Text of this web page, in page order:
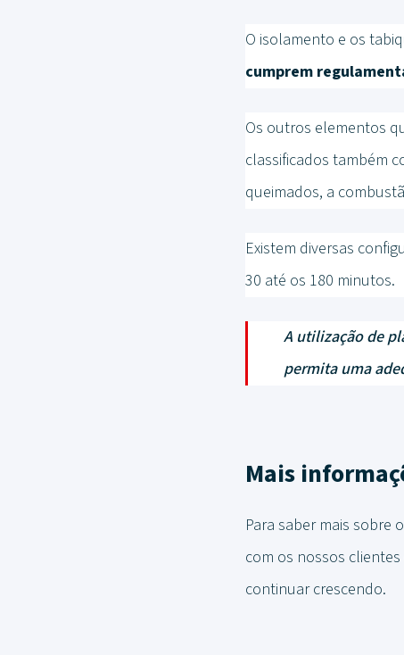
O isolamento e os
cumprem
Os outros elementos
classificados também
queimados, a
Existem diversas
30 até os 180 minutos.
A utilização de
permita uma
Mais
Para saber mais sobre
com os nossos
continuar crescendo.